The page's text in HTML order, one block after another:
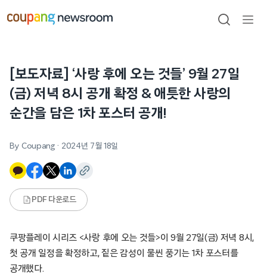
건너뛰기
검색
[보도자료] ‘사랑 후에 오는 것들’ 9월 27일
(금) 저녁 8시 공개 확정 & 애틋한 사랑의
순간을 담은 1차 포스터 공개!
By Coupang · 2024년 7월 18일
PDF 다운로드
쿠팡플레이 시리즈 <사랑 후에 오는 것들>이 9월 27일(금) 저녁 8시,
첫 공개 일정을 확정하고, 짙은 감성이 물씬 풍기는 1차 포스터를
공개했다.